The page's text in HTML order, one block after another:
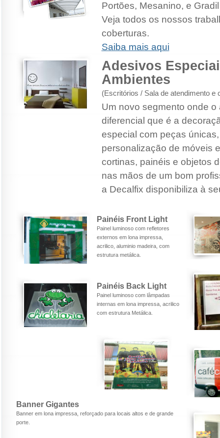
Portões, Mesanino, e Gradil
Veja todos os nossos
coberturas.
Saiba mais aqui
Adesivos
Ambientes
(Escritórios / Sala de atendimento e
Um novo segmento onde
diferencial que é a
especial com peças
personalização de móveis
cortinas, painéis e objetos
nas mãos de um bom
a Decalfix disponibiliza à
Painéis Front Light
Painel luminoso com refletores
externos em lona impressa,
acrilico, aluminio madeira, com
estrutura metálica.
Painéis Back Light
Painel luminoso com lâmpadas
internas em lona impressa, acrilico
com estrutura Metálica.
Banner Gigantes
Banner em lona impressa, reforçado para locais altos e de grande
porte.